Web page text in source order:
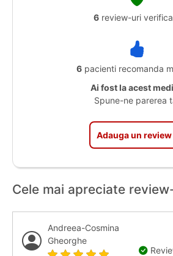
6review-uri
6 pacienti recomanda
Ai fost la acest
Spune-ne parerea
Adauga un review
Cele mai apreciate
Andreea-Cosmina
Gheorghe